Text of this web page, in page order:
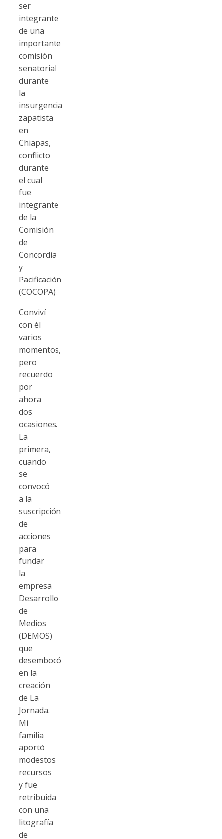
ser
integrante
de una
importante
comisión
senatorial
durante
la
insurgencia
zapatista
en
Chiapas,
conflicto
durante
el cual
fue
integrante
de la
Comisión
de
Concordia
y
Pacificación
(COCOPA).
Conviví
con él
varios
momentos,
pero
recuerdo
por
ahora
dos
ocasiones.
La
primera,
cuando
se
convocó
a la
suscripción
de
acciones
para
fundar
la
empresa
Desarrollo
de
Medios
(DEMOS)
que
desembocó
en la
creación
de La
Jornada.
Mi
familia
aportó
modestos
recursos
y fue
retribuida
con una
litografía
de